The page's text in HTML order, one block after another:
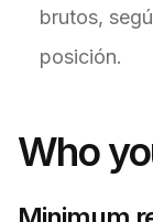
brutos,
posición.
Who